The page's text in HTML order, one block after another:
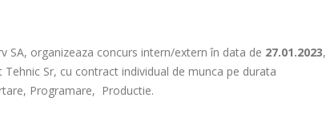
SA, organizeaza concurs intern/extern în data de 27.01.2023,
Sr, cu contract individual de munca pe durata
Programare, Productie.